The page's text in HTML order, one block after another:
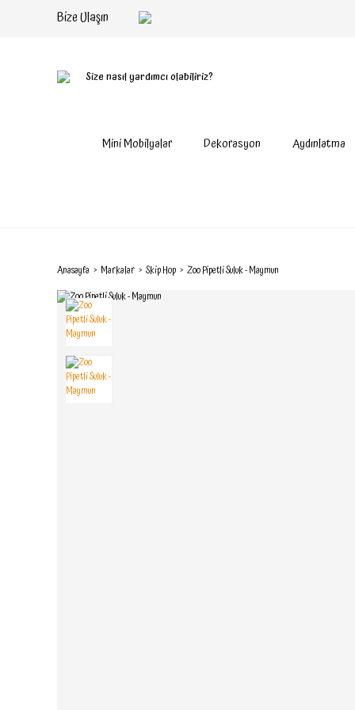
Bize Ulaşın
Size nasıl yardımcı olabiliriz?
Mini Mobilyalar Dekorasyon Aydınlatma
Anasayfa Markalar Skip Hop Zoo Pipetli Suluk - Maymun